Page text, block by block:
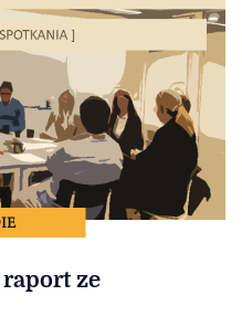
raport ze